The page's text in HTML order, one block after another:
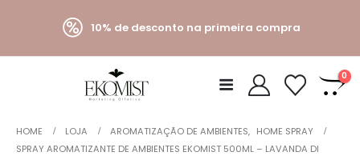
10% de desconto na primeira compra
0
HOME LOJA AROMATIZAÇÃO DE AMBIENTES, HOME SPRAY
SPRAY AROMATIZANTE DE AMBIENTES EKOMIST 500ML – LAVANDA DI